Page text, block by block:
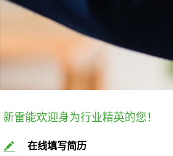
新雷能欢迎身为行业精英的您！
在线填写简历